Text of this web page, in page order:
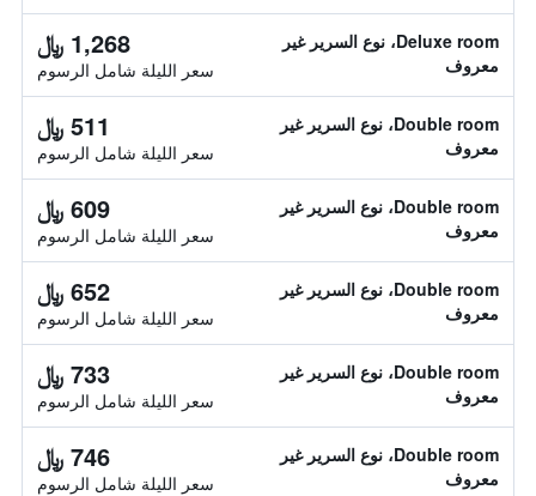
Deluxe room، نوع السرير غير
معروف
1,268 ﷼
سعر الليلة شامل الرسوم
Double room، نوع السرير غير
معروف
511 ﷼
سعر الليلة شامل الرسوم
Double room، نوع السرير غير
معروف
609 ﷼
سعر الليلة شامل الرسوم
Double room، نوع السرير غير
معروف
652 ﷼
سعر الليلة شامل الرسوم
Double room، نوع السرير غير
معروف
733 ﷼
سعر الليلة شامل الرسوم
Double room، نوع السرير غير
معروف
746 ﷼
سعر الليلة شامل الرسوم